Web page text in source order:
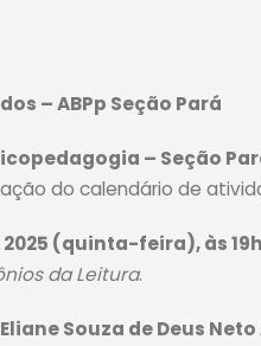
– ABPp Seção Pará
– Seção
do calendário de
2025 (quinta-feira), às
da Leitura.
Eliane Souza de Deus